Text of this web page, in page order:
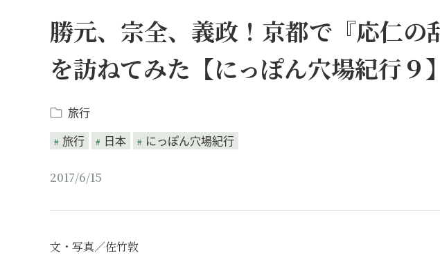
勝元、宗全、義政！京都で『応仁の
を訪ねてみた【にっぽん穴場紀行９】
旅行
旅行
日本 にっぽん穴場紀行
2017/6/15
文・写真／佐竹敦